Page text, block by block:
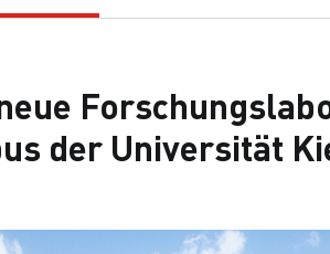
der Universität